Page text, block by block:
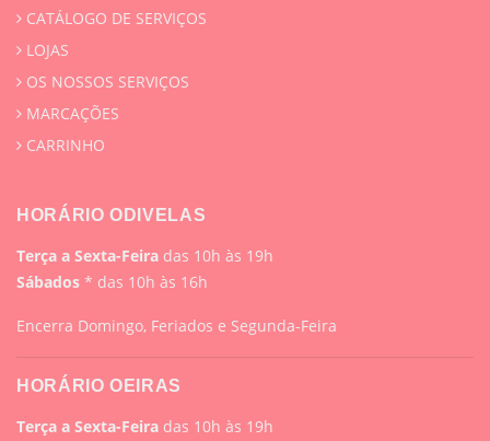
CATÁLOGO DE SERVIÇOS
LOJAS
OS NOSSOS SERVIÇOS
MARCAÇÕES
CARRINHO
HORÁRIO ODIVELAS
Terça a Sexta-Feira das 10h às 19h
Sábados * das 10h às 16h
Encerra Domingo, Feriados e Segunda-Feira
HORÁRIO OEIRAS
Terça a Sexta-Feira das 10h às 19h